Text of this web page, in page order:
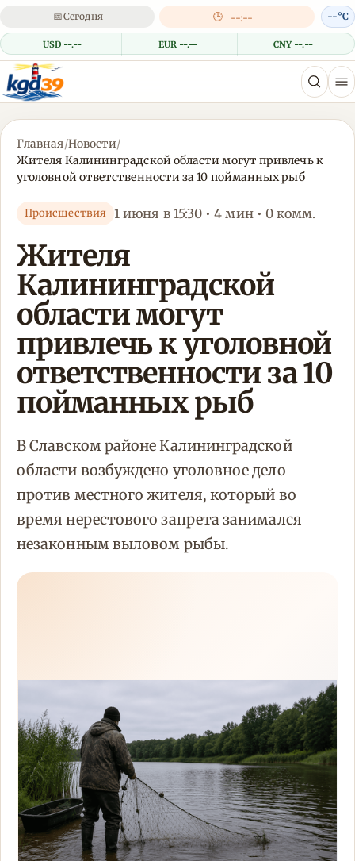
📅Сегодня 🕒 --:--
USD --.-- EUR --.-- CNY --.--
--°C
Главная/Новости/
Жителя Калининградской области могут привлечь к
уголовной ответственности за 10 пойманных рыб
Происшествия 1 июня в 15:30 • 4 мин • 0 комм.
Жителя
Калининградской
области могут
привлечь к уголовной
ответственности за 10
пойманных рыб
В Славском районе Калининградской
области возбуждено уголовное дело
против местного жителя, который во
время нерестового запрета занимался
незаконным выловом рыбы.